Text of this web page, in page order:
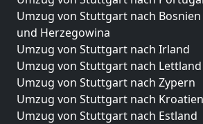
Umzug von Stuttgart nach Bosnien
und Herzegowina
Umzug von Stuttgart nach Irland
Umzug von Stuttgart nach Lettland
Umzug von Stuttgart nach Zypern
Umzug von Stuttgart nach Kroatien
Umzug von Stuttgart nach Estland